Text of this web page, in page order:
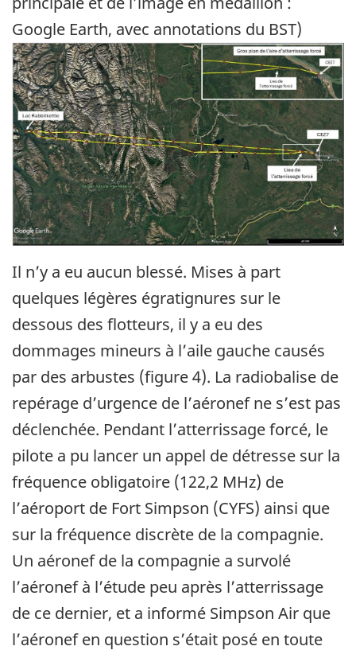
Google Earth, avec annotations du BST)
Image
Il n’y a eu aucun blessé. Mises à part
quelques légères égratignures sur le
dessous des flotteurs, il y a eu des
dommages mineurs à l’aile gauche causés
par des arbustes (figure 4). La radiobalise de
repérage d’urgence de l’aéronef ne s’est pas
déclenchée. Pendant l’atterrissage forcé, le
pilote a pu lancer un appel de détresse sur la
fréquence obligatoire (122,2 MHz) de
l’aéroport de Fort Simpson (CYFS) ainsi que
sur la fréquence discrète de la compagnie.
Un aéronef de la compagnie a survolé
l’aéronef à l’étude peu après l’atterrissage
de ce dernier, et a informé Simpson Air que
l’aéronef en question s’était posé en toute